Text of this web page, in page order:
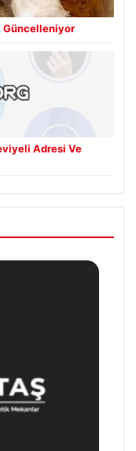
Güncelleniyor
Adresi Ve